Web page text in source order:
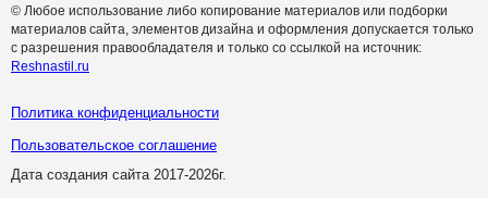
© Любое использование либо копирование материалов или подборки
материалов сайта, элементов дизайна и оформления допускается только
с разрешения правообладателя и только со ссылкой на источник:
Reshnastil.ru
Политика конфиденциальности
Пользовательское соглашение
Дата создания сайта 2017-2026г.